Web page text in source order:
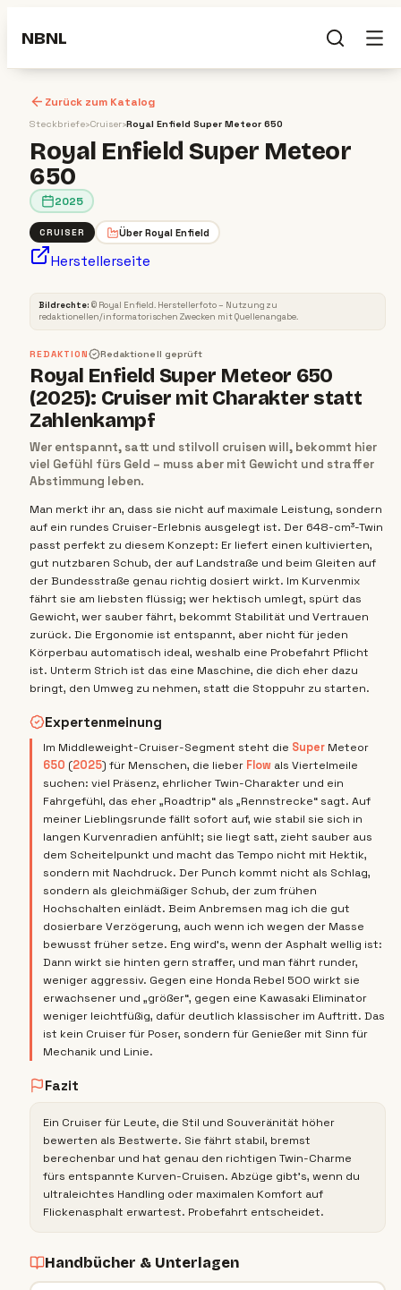
NBNL
Zurück zum Katalog
Steckbriefe›Cruiser›Royal Enfield Super Meteor 650
Royal Enfield Super Meteor
650
2025
CRUISER Über Royal Enfield
Herstellerseite
CRUISER
Bildrechte: © Royal Enfield. Herstellerfoto – Nutzung zu
redaktionellen/informatorischen Zwecken mit Quellenangabe.
REDAKTION Redaktionell geprüft
Royal Enfield Super Meteor 650
(2025): Cruiser mit Charakter statt
Zahlenkampf
Wer entspannt, satt und stilvoll cruisen will, bekommt hier
viel Gefühl fürs Geld – muss aber mit Gewicht und straffer
Abstimmung leben.
Man merkt ihr an, dass sie nicht auf maximale Leistung, sondern
auf ein rundes Cruiser-Erlebnis ausgelegt ist. Der 648-cm³-Twin
passt perfekt zu diesem Konzept: Er liefert einen kultivierten,
gut nutzbaren Schub, der auf Landstraße und beim Gleiten auf
der Bundesstraße genau richtig dosiert wirkt. Im Kurvenmix
fährt sie am liebsten flüssig; wer hektisch umlegt, spürt das
Gewicht, wer sauber fährt, bekommt Stabilität und Vertrauen
zurück. Die Ergonomie ist entspannt, aber nicht für jeden
Körperbau automatisch ideal, weshalb eine Probefahrt Pflicht
ist. Unterm Strich ist das eine Maschine, die dich eher dazu
bringt, den Umweg zu nehmen, statt die Stoppuhr zu starten.
Expertenmeinung
Im Middleweight-Cruiser-Segment steht die Super Meteor
650 (2025) für Menschen, die lieber Flow als Viertelmeile
suchen: viel Präsenz, ehrlicher Twin-Charakter und ein
Fahrgefühl, das eher „Roadtrip“ als „Rennstrecke“ sagt. Auf
meiner Lieblingsrunde fällt sofort auf, wie stabil sie sich in
langen Kurvenradien anfühlt; sie liegt satt, zieht sauber aus
dem Scheitelpunkt und macht das Tempo nicht mit Hektik,
sondern mit Nachdruck. Der Punch kommt nicht als Schlag,
sondern als gleichmäßiger Schub, der zum frühen
Hochschalten einlädt. Beim Anbremsen mag ich die gut
dosierbare Verzögerung, auch wenn ich wegen der Masse
bewusst früher setze. Eng wird’s, wenn der Asphalt wellig ist:
Dann wirkt sie hinten gern straffer, und man fährt runder,
weniger aggressiv. Gegen eine Honda Rebel 500 wirkt sie
erwachsener und „größer“, gegen eine Kawasaki Eliminator
weniger leichtfüßig, dafür deutlich klassischer im Auftritt. Das
ist kein Cruiser für Poser, sondern für Genießer mit Sinn für
Mechanik und Linie.
Fazit
Ein Cruiser für Leute, die Stil und Souveränität höher
bewerten als Bestwerte. Sie fährt stabil, bremst
berechenbar und hat genau den richtigen Twin-Charme
fürs entspannte Kurven-Cruisen. Abzüge gibt’s, wenn du
ultraleichtes Handling oder maximalen Komfort auf
Flickenasphalt erwartest. Probefahrt entscheidet.
Handbücher & Unterlagen